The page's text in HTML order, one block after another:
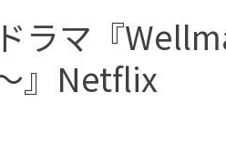
ラマ『
』Netflix